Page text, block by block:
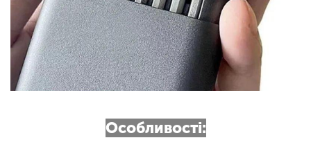
Особливості: